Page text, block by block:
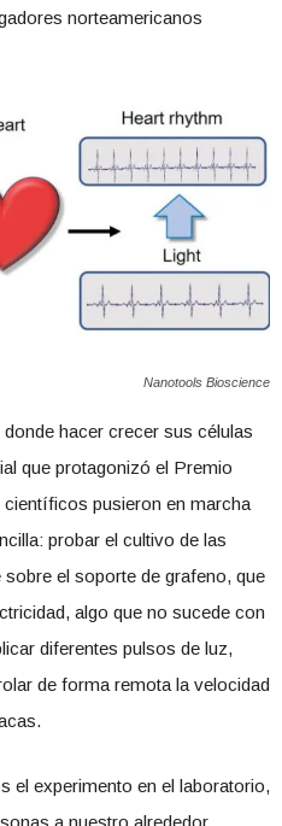
norteamericanos
Nanotools Bioscience
hacer crecer sus células
que protagonizó el Premio
pusieron en marcha
probar el cultivo de las
el soporte de grafeno, que
algo que no sucede con
diferentes pulsos de luz,
de forma remota la velocidad
el experimento en el laboratorio,
a nuestro alrededor